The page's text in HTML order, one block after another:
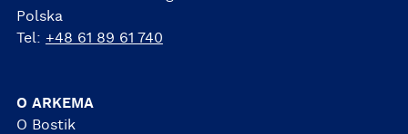
Polska
Tel: +48 61 89 61 740
O ARKEMA
O Bostik